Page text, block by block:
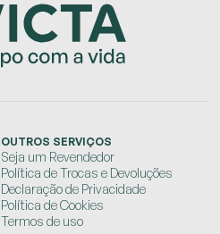
OUTROS SERVIÇOS
Seja um Revendedor
Política de Trocas e Devoluções
Declaração de Privacidade
Política de Cookies
Termos de uso